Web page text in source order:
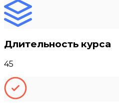
Длительность курса
45